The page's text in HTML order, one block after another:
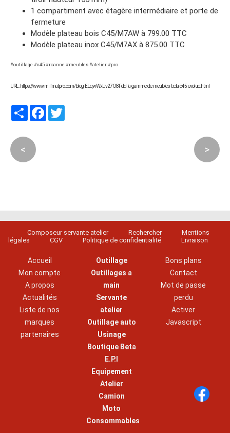
1 compartiment avec étagère intermédiaire et porte de
fermeture
Modèle plateau bois C45/M7AW à 799.00 TTC
Modèle plateau inox C45/M7AX à 875.00 TTC
#outillage #c45 #roanne #meubles #atelier #pro
URL : https://www.millmatpro.com/blog-ELqwWxUv27O8Fdd-la-gamme-de-meubles-beta-c45-evolue.html
PartagerFacebook
< >
Composeur servante atelier Rechercher
Mentions
légales
CGV Politique de confidentialité Livraison
Accueil
Mon compte
A propos
Actualités
Liste de nos
marques
partenaires
Outillage
Outillages a
main
Servante
atelier
Outillage auto
Usinage
Boutique Beta
E.P.I
Equipement
Atelier
Camion
Moto
Consommables
Bons plans
Contact
Mot de passe
perdu
Activer
Javascript